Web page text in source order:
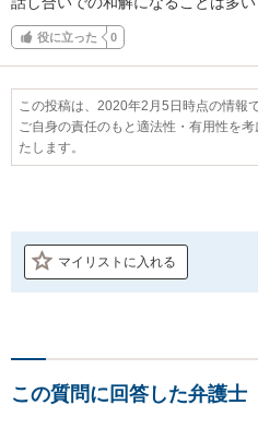
役に立った 0
この投稿は、2020年2月5日時点の情報で
ご自身の責任のもと適法性・有用性を
たします。
マイリストに入れる
この質問に回答した弁護士